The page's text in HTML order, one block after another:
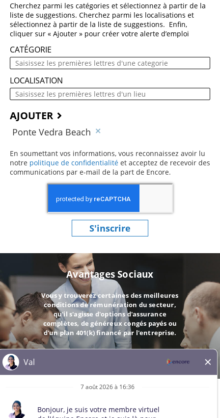
Cherchez parmi les catégories et sélectionnez à partir de la
liste de suggestions. Cherchez parmi les localisations et
sélectionnez à partir de la liste de suggestions. Enfin,
cliquer sur « Ajouter » pour créer votre alerte d’emploi
CATÉGORIE
LOCALISATION
AJOUTER
Ponte Vedra Beach
En soumettant vos informations, vous reconnaissez avoir lu
notre politique de confidentialité (ce contenu s’ouvre dans
et acceptez de recevoir des
communications par e-mail de la part de Encore.
S'inscrire
Avantages Sociaux
Vous y trouverez certaines des meilleures
conditions de rémunération du secteur,
qu'il s'agisse d'options d'assurance
complètes, de généreux congés payés ou
d'un plan 401(k) financé par l'entreprise.
© 2026 Tous droits réservés. Toutes les marques de tiers restent